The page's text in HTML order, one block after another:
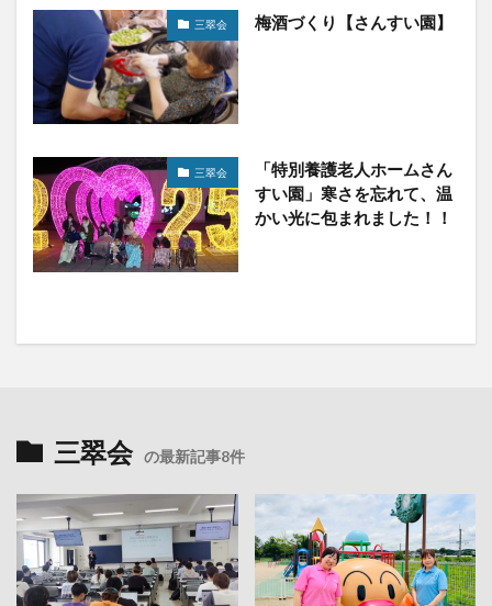
三翠会 梅酒づくり【さんすい園】
三翠会
「特別養護老人ホームさん
すい園」寒さを忘れて、温
かい光に包まれました！！
三翠会 の最新記事8件